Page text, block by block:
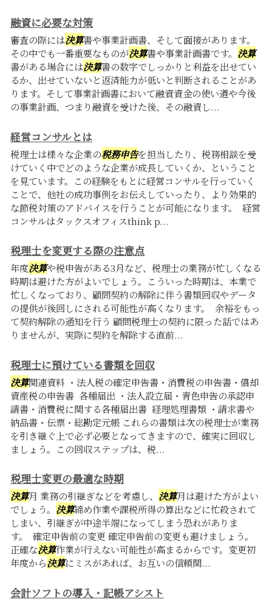
融資に必要な対策
審査の際には決算書や事業計画書、そして面接があります。
その中でも一番重要なものが決算書や事業計画書です。 決算
書がある場合には決算書の数字でしっかりと利益を出せてい
るか、出せていないと返済能力が低いと判断されることがあ
ります。そして事業計画書において融資資金の使い道や今後
の事業計画、つまり融資を受けた後、その融資し...
経営コンサルとは
税理士は様々な企業の税務申告を担当したり、税務相談を受
けていく中でどのような企業が成長していくか、ということ
を見ています。この経験をもとに経営コンサルを行っていく
ことで、他社の成功事例をお伝えしていったり、より効果的
な節税対策のアドバイスを行うことが可能になります。 経営
コンサルはタックスオフィスthink p...
税理士を変更する際の注意点
年度決算や税申告がある3月など、税理士の業務が忙しくなる
時期は避けた方がよいでしょう。こういった時期は、本業で
忙しくなっており、顧問契約の解除に伴う書類回収やデータ
の提供が後回しにされる可能性が高くなります。 余裕をもっ
て契約解除の通知を行う 顧問税理士の契約に限った話ではあ
りませんが、実際に契約を解除する直前...
税理士に預けている書類を回収
決算関連資料 ・法人税の確定申告書・消費税の申告書・償却
資産税の申告書 各種届出 ・法人設立届・青色申告の承認申
請書・消費税に関する各種届出書 経理処理書類 ・請求書や
納品書・伝票・総勘定元帳 これらの書類は次の税理士が業務
を引き継ぐ上で必ず必要となってきますので、確実に回収し
ましょう。この回収ステップは、税...
税理士変更の最適な時期
決算月 業務の引継ぎなどを考慮し、 決算月は避けた方がよい
でしょう。 決算締め作業や課税所得の算出などに忙殺されて
しまい、引継ぎが中途半端になってしまう恐れがありま
す。 確定申告前の変更 確定申告前の変更も避けましょう。
正確な決算作業が行えない可能性が高まるからです。変更初
年度から決算にミスがあれば、お互いの信頼関...
会計ソフトの導入・記帳アシスト